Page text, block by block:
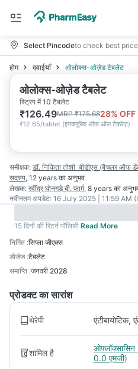
Select Pincodeto check best
होम दवाईयाँ ओलोक्स-ओज़ेड टैबलेट
ओलोक्स-ओज़ेड टैबलेट
स्ट्रिप में 10 टैबलेट
₹126.49MRP₹175.6828% OFF
₹12.65/tablet (इनक्लूसिव ऑफ़ ऑल टैक्सेज़)
समीक्षक: डॉ. निकिता तोशी बीडीएस (बैचलर ऑफ
सदस्य, 12 years का अनुभव
लेखक: रवींद्र घोनगड़े बी. फार्म, 8 years का
नवीनतम अपडेट: 16 July 2025 | 11:59 AM
15 दिनों की रिटर्न पॉलिसी Read More
निर्मित :सिप्ला जीएक्स
डोजेज :टैबलेट
समाप्ति :जनवरी 2028
प्रोडक्ट का सारांश
थेरेपी एंटीबायोटिक,
शामिल है
0.0 एमजी)